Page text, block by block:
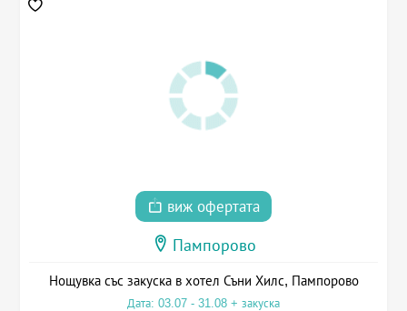
виж офертата
Пампорово
Нощувка със закуска в хотел Съни Хилс, Пампорово
Дата: 03.07 - 31.08 + закуска